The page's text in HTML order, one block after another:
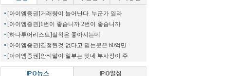
[아이엠증권]거래량이 늘어난다. 누군가 열라
[아이엠증권]1번이 좋습니까 2번이 좋습니까
[하나투어리스트]실적은 좋아지는데
[아이엠증권]결정된것 없다고 믿는분은 60억만
[아이엠증권]안티말이 일부는 맞네 부사장이 주